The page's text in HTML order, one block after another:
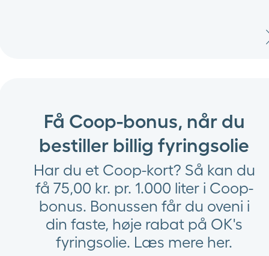
Få Coop-bonus, når du
bestiller billig fyringsolie
Har du et Coop-kort? Så kan du
få 75,00 kr. pr. 1.000 liter i Coop-
bonus. Bonussen får du oveni i
din faste, høje rabat på OK's
fyringsolie. Læs mere her.